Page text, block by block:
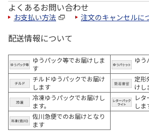
よくあるお問い合わせ
お支払い方法 注文のキャンセルに
配送情報について
ゆうパック等でお届けしま
す
ゆう
チルドゆうパックでお届け
します
定形
けし
冷凍ゆうパックでお届けし
ます。
レ
しま
佐川急便でのお届けとなり
ます